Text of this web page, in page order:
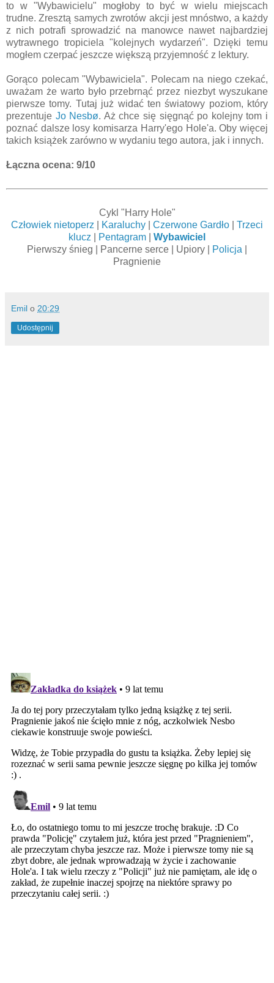
to w "Wybawicielu" mogłoby to być w wielu miejscach
trudne. Zresztą samych zwrotów akcji jest mnóstwo, a każdy
z nich potrafi sprowadzić na manowce nawet najbardziej
wytrawnego tropiciela "kolejnych wydarzeń". Dzięki temu
mogłem czerpać jeszcze większą przyjemność z lektury.
Gorąco polecam "Wybawiciela". Polecam na niego czekać,
uważam że warto było przebrnąć przez niezbyt wyszukane
pierwsze tomy. Tutaj już widać ten światowy poziom, który
prezentuje Jo Nesbø. Aż chce się sięgnąć po kolejny tom i
poznać dalsze losy komisarza Harry'ego Hole'a. Oby więcej
takich książek zarówno w wydaniu tego autora, jak i innych.
Łączna ocena: 9/10
Cykl "Harry Hole"
Człowiek nietoperz
Karaluchy Czerwone Gardło
Trzeci
klucz
Pentagram
Wybawiciel
Pierwszy śnieg | Pancerne serce | Upiory |
Policja
Pragnienie
Emil o 20:29
Udostępnij